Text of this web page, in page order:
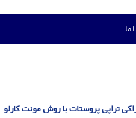
ما
تراپی پروستات با روش مونت کارلو